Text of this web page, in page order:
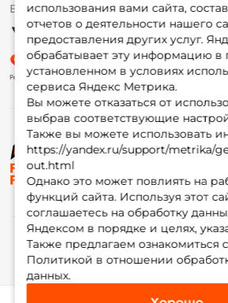
использования вами сайта,
отчетов о деятельности нашего
предоставления других услуг.
обрабатывает эту информацию в
установленном в условиях
сервиса Яндекс Метрика.
Вы можете отказаться от
выбрав соответствующие
Также вы можете использовать
https://yandex.ru/support/metrika/
out.html
Однако это может повлиять на
функций сайта. Используя этот
соглашаетесь на обработку
Яндексом в порядке и целях,
Также предлагаем ознакомиться
Политикой в отношении
данных.
© ФоксФишинг, 2009-2026
Партнерская
Ежедневно 10:00 до 20:00